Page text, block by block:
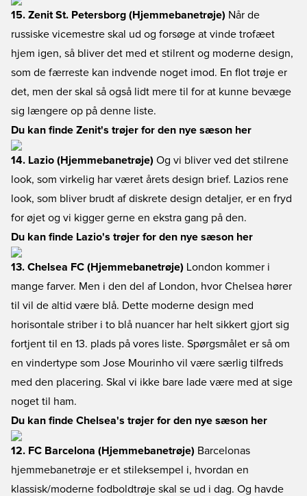
15. Zenit St. Petersborg (Hjemmebanetrøje) Når de
russiske vicemestre skal ud og forsøge at vinde trofæet
hjem igen, så bliver det med et stilrent og moderne design,
som de færreste kan indvende noget imod. En flot trøje er
det, men der skal så også lidt mere til for at kunne bevæge
sig længere op på denne liste.
Du kan finde Zenit's trøjer for den nye sæson her
14. Lazio (Hjemmebanetrøje) Og vi bliver ved det stilrene
look, som virkelig har været årets design brief. Lazios rene
look, som bliver brudt af diskrete design detaljer, er en fryd
for øjet og vi kigger gerne en ekstra gang på den.
Du kan finde Lazio's trøjer for den nye sæson her
13. Chelsea FC (Hjemmebanetrøje) London kommer i
mange farver. Men i den del af London, hvor Chelsea hører
til vil de altid være blå. Dette moderne design med
horisontale striber i to blå nuancer har helt sikkert gjort sig
fortjent til en 13. plads på vores liste. Spørgsmålet er så om
en vindertype som Jose Mourinho vil være særlig tilfreds
med den placering. Skal vi ikke bare lade være med at sige
noget til ham.
Du kan finde Chelsea's trøjer for den nye sæson her
12. FC Barcelona (Hjemmebanetrøje) Barcelonas
hjemmebanetrøje er et stileksempel i, hvordan en
klassisk/moderne fodboldtrøje skal se ud i dag. Og havde